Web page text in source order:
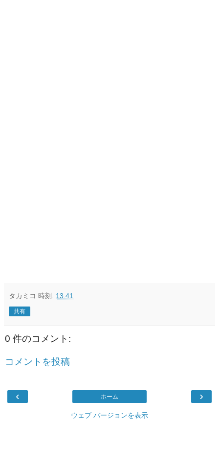
タカミコ 時刻: 13:41
共有
0 件のコメント:
コメントを投稿
‹ ›
ホーム
ウェブ バージョンを表示